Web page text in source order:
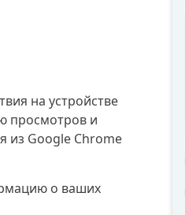
на устройстве
просмотров и
из Google Chrome
о ваших